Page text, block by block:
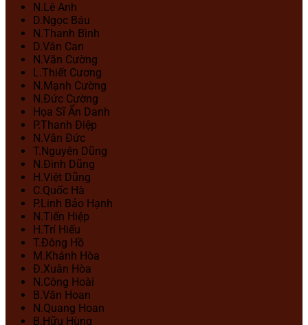
N.Lê Anh
D.Ngọc Báu
N.Thanh Bình
D.Văn Can
N.Văn Cường
L.Thiết Cương
N.Mạnh Cường
N.Đức Cường
Họa Sĩ Ẩn Danh
P.Thanh Điệp
N.Văn Đức
T.Nguyên Dũng
N.Đình Dũng
H.Việt Dũng
C.Quốc Hà
P.Linh Bảo Hạnh
N.Tiến Hiệp
H.Trí Hiếu
T.Đông Hồ
M.Khánh Hòa
Đ.Xuân Hòa
N.Công Hoài
B.Văn Hoan
N.Quang Hoan
B.Hữu Hùng